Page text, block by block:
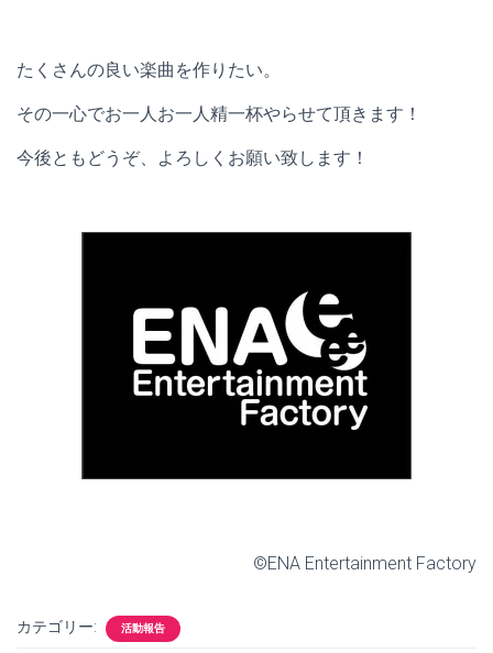
たくさんの良い楽曲を作りたい。
その一心でお一人お一人精一杯やらせて頂きます！
今後ともどうぞ、よろしくお願い致します！
©️ENA Entertainment Factory
カテゴリー: 活動報告